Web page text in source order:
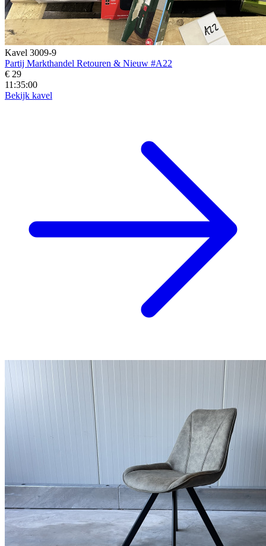
Kavel 3009-9
Partij Markthandel Retouren & Nieuw #A22
€ 29
11:34:58
Bekijk kavel